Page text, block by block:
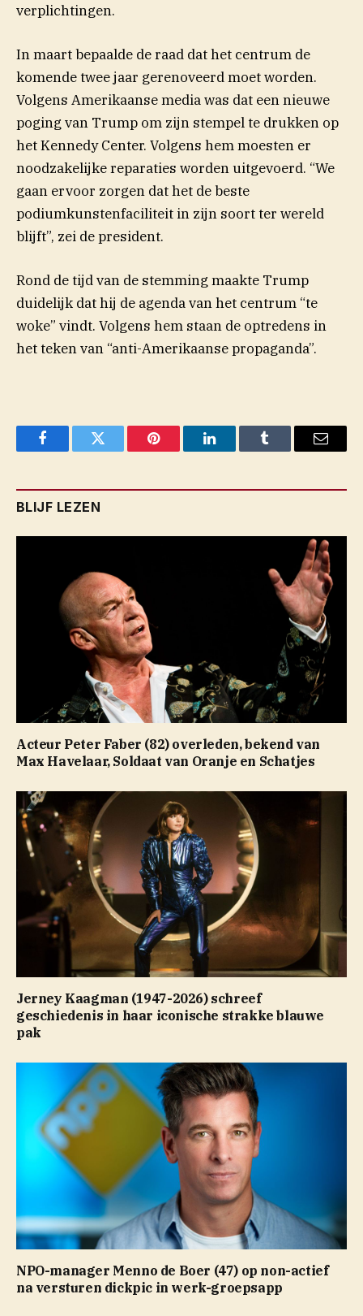
verplichtingen.
In maart bepaalde de raad dat het centrum de
komende twee jaar gerenoveerd moet worden.
Volgens Amerikaansemedia(opent in nieuw venster)
was dat een nieuwe
poging van Trump om zijn stempel te drukken op
het Kennedy Center. Volgens hem moesten er
noodzakelijke reparaties worden uitgevoerd. “We
gaan ervoor zorgen dat het de beste
podiumkunstenfaciliteit in zijn soort ter wereld
blijft”, zei de president.
Rond de tijd van de stemming maakte Trump
duidelijk dat hij de agenda van het centrum “te
woke” vindt. Volgens hem staan de optredens in
het teken van “anti-Amerikaanse propaganda”.
FacebookTwitter Pinterest LinkedInTumblr Email
BLIJF LEZEN
Acteur Peter Faber (82) overleden, bekend van
Max Havelaar, Soldaat van Oranje en Schatjes
Jerney Kaagman (1947-2026) schreef
geschiedenis in haar iconische strakke blauwe
pak
NPO-manager Menno de Boer (47) op non-actief
na versturen dickpic in werk-groepsapp